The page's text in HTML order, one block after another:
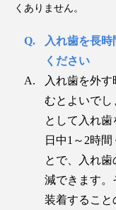
くありません。
入れ歯を長
ください
入れ歯を外
むとよいでし
として入れ
日中1～2時
とで、入れ
減できます。
装着すること